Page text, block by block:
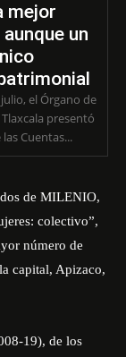
mejor
un
el Órgano de
presentó
Cuentas...
de MILENIO,
colectivo”,
número de
capital, Apizaco,
19), de los